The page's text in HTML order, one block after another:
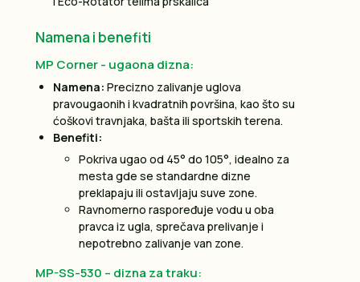
Namena i benefiti
MP Corner - ugaona dizna:
Namena: Precizno zalivanje uglova
pravougaonih i kvadratnih površina, kao što su
ćoškovi travnjaka, bašta ili sportskih terena.
Benefiti:
Pokriva ugao od 45° do 105°, idealno za
mesta gde se standardne dizne
preklapaju ili ostavljaju suve zone.
Ravnomerno raspoređuje vodu u oba
pravca iz ugla, sprečava prelivanje i
nepotrebno zalivanje van zone.
MP-SS-530 – dizna za traku: